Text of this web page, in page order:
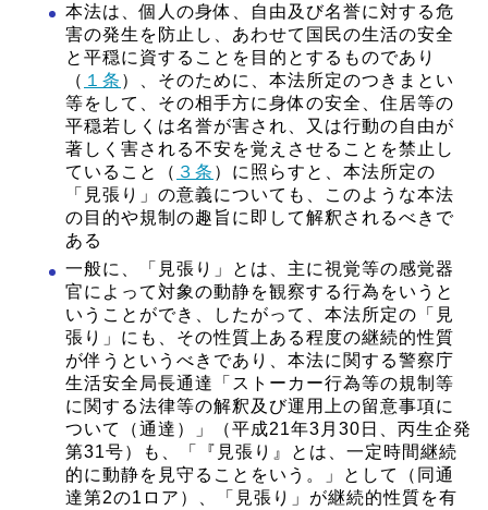
本法は、個人の身体、自由及び名誉に対する危
害の発生を防止し、あわせて国民の生活の安全
と平穏に資することを目的とするものであり
（ １条 ）、そのために、本法所定のつきまとい
等をして、その相手方に身体の安全、住居等の
平穏若しくは名誉が害され、又は行動の自由が
著しく害される不安を覚えさせることを禁止し
ていること（ ３条 ）に照らすと、本法所定の
「見張り」の意義についても、このような本法
の目的や規制の趣旨に即して解釈されるべきで
ある
一般に、「見張り」とは、主に視覚等の感覚器
官によって対象の動静を観察する行為をいうと
いうことができ、したがって、本法所定の「見
張り」にも、その性質上ある程度の継続的性質
が伴うというべきであり、本法に関する警察庁
生活安全局長通達「ストーカー行為等の規制等
に関する法律等の解釈及び運用上の留意事項に
ついて（通達）」（平成21年3月30日、丙生企発
第31号）も、「『見張り』とは、一定時間継続
的に動静を見守ることをいう。」として（同通
達第2の1ロア）、「見張り」が継続的性質を有